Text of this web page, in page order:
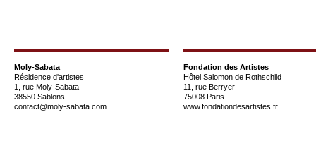
Moly-Sabata
Résidence d'artistes
1, rue Moly-Sabata
38550 Sablons
contact@moly-sabata.com
Fondation des Artistes
Hôtel Salomon de Rothschild
11, rue Berryer
75008 Paris
www.fondationdesartistes.fr